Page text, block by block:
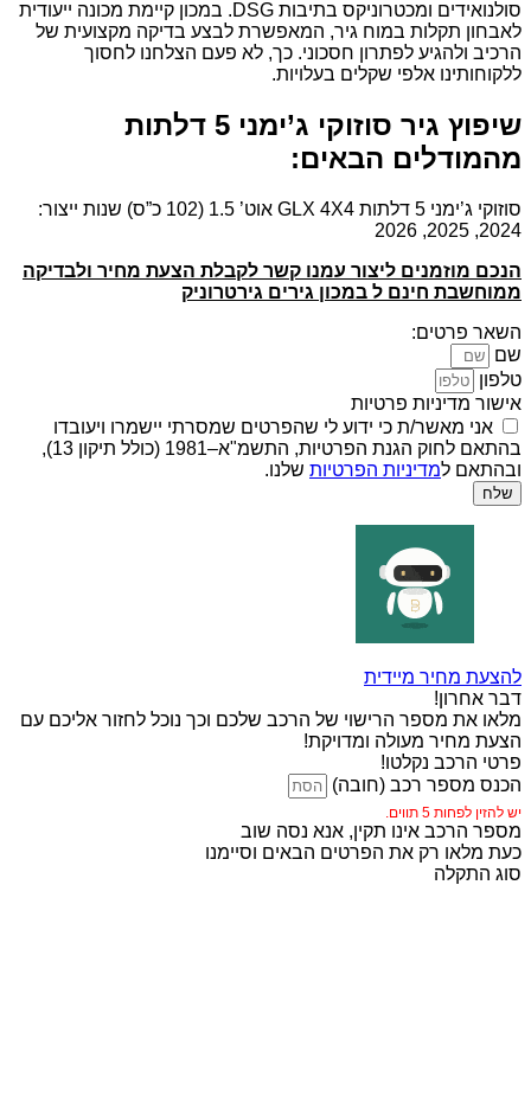
סולנואידים ומכטרוניקס בתיבות DSG. במכון קיימת מכונה ייעודית
לאבחון תקלות במוח גיר, המאפשרת לבצע בדיקה מקצועית של
הרכיב ולהגיע לפתרון חסכוני. כך, לא פעם הצלחנו לחסוך
ללקוחותינו אלפי שקלים בעלויות.
שיפוץ גיר סוזוקי ג’ימני 5 דלתות
מהמודלים הבאים:
סוזוקי ג’ימני 5 דלתות GLX 4X4 אוט’ 1.5 (102 כ”ס) שנות ייצור:
2024, 2025, 2026
הנכם מוזמנים ליצור עמנו קשר לקבלת הצעת מחיר ולבדיקה
ממוחשבת חינם ל במכון גירים גירטרוניק
השאר פרטים:
שם
טלפון
אישור מדיניות פרטיות
אני מאשר/ת כי ידוע לי שהפרטים שמסרתי יישמרו ויעובדו
בהתאם לחוק הגנת הפרטיות, התשמ"א–1981 (כולל תיקון 13),
ובהתאם למדיניות הפרטיות שלנו.
שלח
להצעת מחיר מיידית
דבר אחרון!
מלאו את מספר הרישוי של הרכב שלכם וכך נוכל לחזור אליכם עם
הצעת מחיר מעולה ומדויקת!
פרטי הרכב נקלטו!
הכנס מספר רכב (חובה)
יש להזין לפחות 5 תווים.
מספר הרכב אינו תקין, אנא נסה שוב
כעת מלאו רק את הפרטים הבאים וסיימנו
סוג התקלה